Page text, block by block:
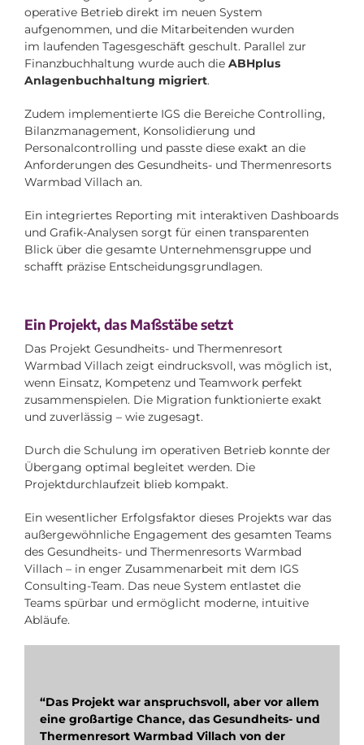
operative Betrieb direkt im neuen System
aufgenommen, und die Mitarbeitenden wurden
im laufenden Tagesgeschäft geschult. Parallel zur
Finanzbuchhaltung wurde auch die ABHplus
Anlagenbuchhaltung migriert.
Zudem implementierte IGS die Bereiche Controlling,
Bilanzmanagement, Konsolidierung und
Personalcontrolling und passte diese exakt an die
Anforderungen des Gesundheits- und Thermenresorts
Warmbad Villach an.
Ein integriertes Reporting mit interaktiven Dashboards
und Grafik-Analysen sorgt für einen transparenten
Blick über die gesamte Unternehmensgruppe und
schafft präzise Entscheidungsgrundlagen.
Ein Projekt, das Maßstäbe setzt
Das Projekt Gesundheits- und Thermenresort
Warmbad Villach zeigt eindrucksvoll, was möglich ist,
wenn Einsatz, Kompetenz und Teamwork perfekt
zusammenspielen. Die Migration funktionierte exakt
und zuverlässig – wie zugesagt.
Durch die Schulung im operativen Betrieb konnte der
Übergang optimal begleitet werden. Die
Projektdurchlaufzeit blieb kompakt.
Ein wesentlicher Erfolgsfaktor dieses Projekts war das
außergewöhnliche Engagement des gesamten Teams
des Gesundheits- und Thermenresorts Warmbad
Villach – in enger Zusammenarbeit mit dem IGS
Consulting-Team. Das neue System entlastet die
Teams spürbar und ermöglicht moderne, intuitive
Abläufe.
“Das Projekt war anspruchsvoll, aber vor allem
eine großartige Chance, das Gesundheits- und
Thermenresort Warmbad Villach von der